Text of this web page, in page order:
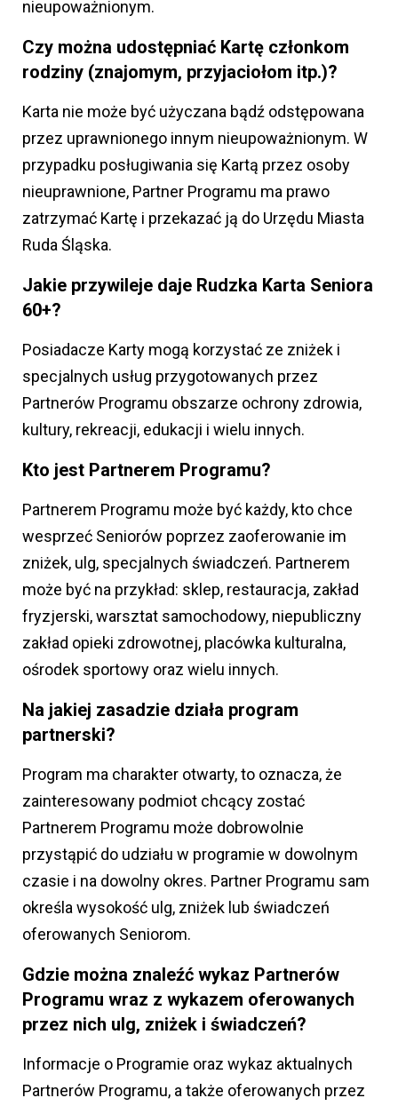
nieupoważnionym.
Czy można udostępniać Kartę członkom
rodziny (znajomym, przyjaciołom itp.)?
Karta nie może być użyczana bądź odstępowana
przez uprawnionego innym nieupoważnionym. W
przypadku posługiwania się Kartą przez osoby
nieuprawnione, Partner Programu ma prawo
zatrzymać Kartę i przekazać ją do Urzędu Miasta
Ruda Śląska.
Jakie przywileje daje Rudzka Karta Seniora
60+?
Posiadacze Karty mogą korzystać ze zniżek i
specjalnych usług przygotowanych przez
Partnerów Programu obszarze ochrony zdrowia,
kultury, rekreacji, edukacji i wielu innych.
Kto jest Partnerem Programu?
Partnerem Programu może być każdy, kto chce
wesprzeć Seniorów poprzez zaoferowanie im
zniżek, ulg, specjalnych świadczeń. Partnerem
może być na przykład: sklep, restauracja, zakład
fryzjerski, warsztat samochodowy, niepubliczny
zakład opieki zdrowotnej, placówka kulturalna,
ośrodek sportowy oraz wielu innych.
Na jakiej zasadzie działa program
partnerski?
Program ma charakter otwarty, to oznacza, że
zainteresowany podmiot chcący zostać
Partnerem Programu może dobrowolnie
przystąpić do udziału w programie w dowolnym
czasie i na dowolny okres. Partner Programu sam
określa wysokość ulg, zniżek lub świadczeń
oferowanych Seniorom.
Gdzie można znaleźć wykaz Partnerów
Programu wraz z wykazem oferowanych
przez nich ulg, zniżek i świadczeń?
Informacje o Programie oraz wykaz aktualnych
Partnerów Programu, a także oferowanych przez